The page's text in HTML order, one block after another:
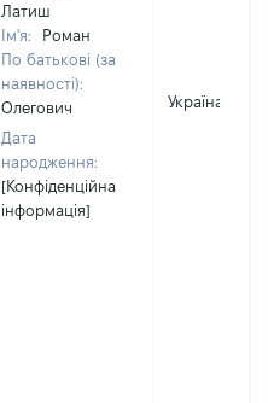
Латиш
Ім'я:
Роман
По батькові (за
наявності):
Олегович
Дата
народження:
[Конфіденційна
інформація]
Україна